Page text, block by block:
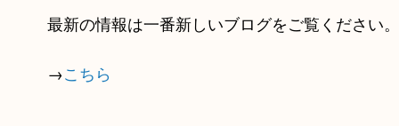
最新の情報は一番新しいブログをご覧ください。
→こちら